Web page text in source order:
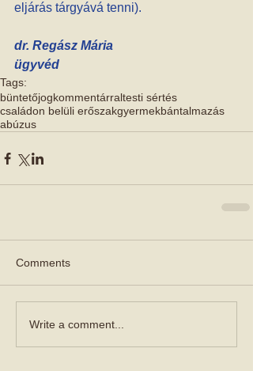
eljárás tárgyává tenni).
dr. Regász Mária
ügyvéd
Tags:
büntetőjogkommentárraltesti sértés
családon belüli erőszakgyermekbántalmazás
abúzus
Comments
Write a comment...